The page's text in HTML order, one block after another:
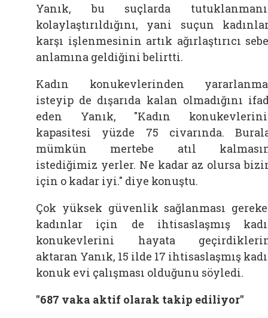
Yanık, bu suçlarda
kolaylaştırıldığını, yani suçun
karşı işlenmesinin artık ağırlaştırıcı
anlamına geldiğini belirtti.
Kadın konukevlerinden
isteyip de dışarıda kalan olmadığını
eden Yanık, "Kadın
kapasitesi yüzde 75 civarında.
mümkün mertebe atıl
istediğimiz yerler. Ne kadar az olursa
için o kadar iyi." diye konuştu.
Çok yüksek güvenlik sağlanması
kadınlar için de ihtisaslaşmış
konukevlerini hayata
aktaran Yanık, 15 ilde 17 ihtisaslaşmış
konuk evi çalışması olduğunu söyledi.
"687 vaka aktif olarak takip ediliyor"